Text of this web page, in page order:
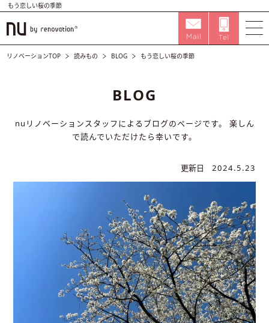
もう恋しい桜の季節
リノベーションTOP 読みもの BLOG もう恋しい桜の季節
BLOG
nuリノベーションスタッフによるブログのページです。
楽しん
で読んでいただけたら幸いです。
更新日 2024.5.23